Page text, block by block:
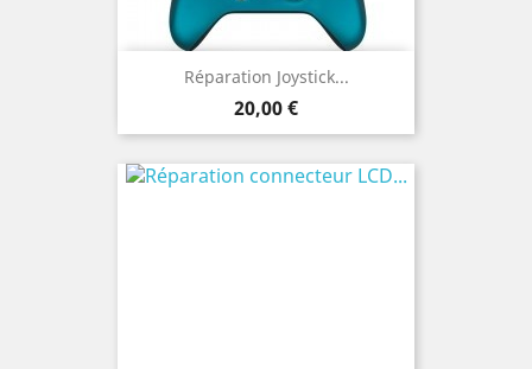
Réparation Joystick...
Prix
20,00 €